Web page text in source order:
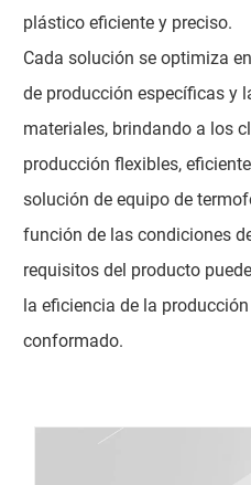
plástico eficiente y preciso.
Cada solución se optimiza
de producción específicas y
materiales, brindando a los
producción flexibles,
solución de equipo de
función de las condiciones
requisitos del producto
la eficiencia de la
conformado.